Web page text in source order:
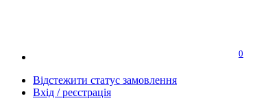
0
Відстежити статус замовлення
Вхід / реєстрація